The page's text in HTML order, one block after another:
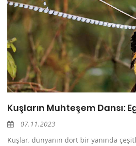
Kuşların Muhteşem Dansı:
07.11.2023
Kuşlar, dünyanın dört bir yanında